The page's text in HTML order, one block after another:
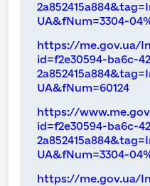
UA&fNum=3304-
https://me.gov.ua/
id=f2e30594-ba6c-
UA&fNum=60124
https://
id=f2e30594-ba6c-
UA&fNum=3304-
https://me.gov.ua/